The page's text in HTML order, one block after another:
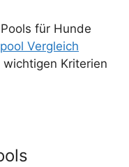
für Hunde
Vergleich
Kriterien